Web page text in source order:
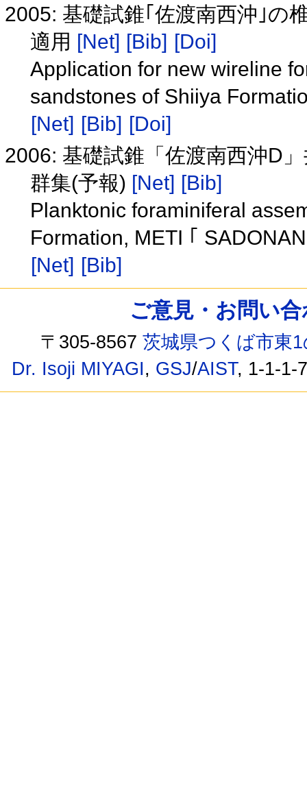
2005: 基礎試錐｢佐渡南西沖｣の
適用 [Net] [Bib] [Doi]
Application for new wireline
sandstones of Shiiya
[Net] [Bib] [Doi]
2006: 基礎試錐「佐渡南西沖D
群集(予報) [Net] [Bib]
Planktonic foraminiferal
Formation, METI ｢
[Net] [Bib]
ご意見・お問い
〒305-8567茨城県つくば市東
Dr. Isoji MIYAGI, GSJ/AIST, 1-1-1-